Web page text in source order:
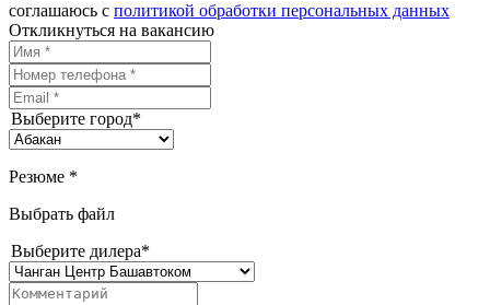
соглашаюсь с политикой обработки персональных данных
Откликнуться на вакансию
Выберите город*
Резюме *
Выбрать файл
Выберите дилера*